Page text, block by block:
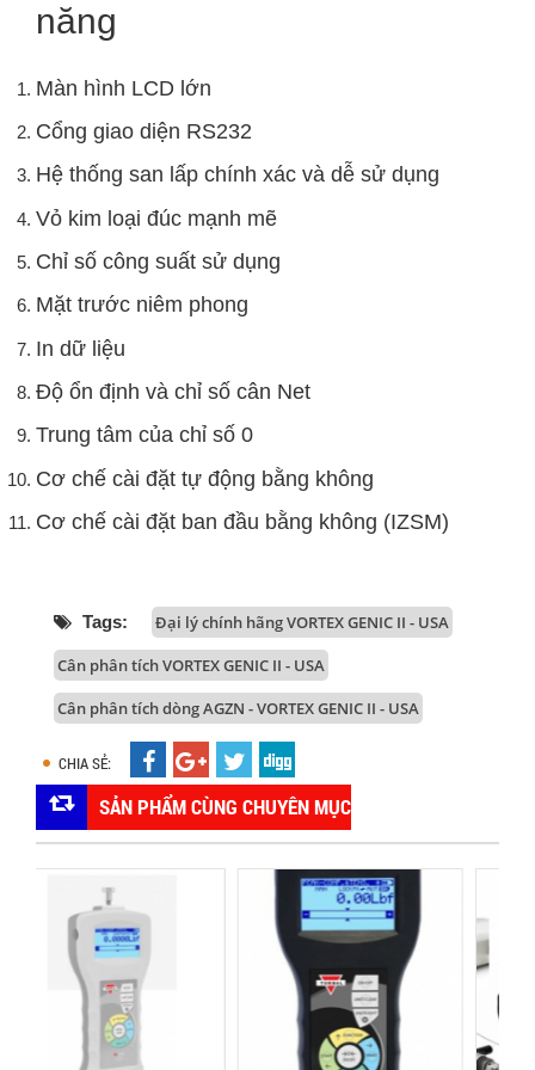
năng
Màn hình LCD lớn
Cổng giao diện RS232
Hệ thống san lấp chính xác và dễ sử dụng
Vỏ kim loại đúc mạnh mẽ
Chỉ số công suất sử dụng
Mặt trước niêm phong
In dữ liệu
Độ ổn định và chỉ số cân Net
Trung tâm của chỉ số 0
Cơ chế cài đặt tự động bằng không
Cơ chế cài đặt ban đầu bằng không (IZSM)
Tags:
Đại lý chính hãng VORTEX GENIC II - USA
Cân phân tích VORTEX GENIC II - USA
Cân phân tích dòng AGZN - VORTEX GENIC II - USA
CHIA SẺ:
SẢN PHẨM CÙNG CHUYÊN MỤC